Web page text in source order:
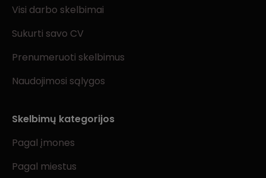
Visi darbo skelbimai
Sukurti savo CV
Prenumeruoti skelbimus
Naudojimosi sąlygos
Skelbimų kategorijos
Pagal įmones
Pagal miestus